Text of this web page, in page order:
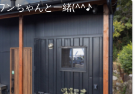
ンちゃんと一緒(^^♪